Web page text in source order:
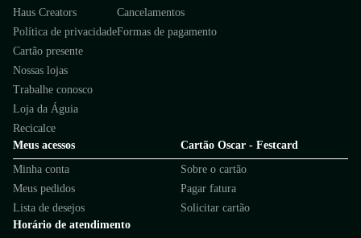
Haus Creators
Política de privacidade
Cartão presente
Nossas lojas
Trabalhe conosco
Loja da Águia
Recicalce
Cancelamentos
Formas de pagamento
Meus acessos
Minha conta
Meus pedidos
Lista de desejos
Cartão Oscar - Festcard
Sobre o cartão
Pagar fatura
Solicitar cartão
Horário de atendimento